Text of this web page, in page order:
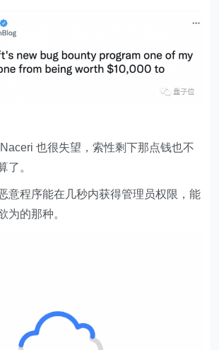
也很失望，索性剩下那点钱也不
了。
意程序能在几秒内获得管理员权限，能
为的那种。